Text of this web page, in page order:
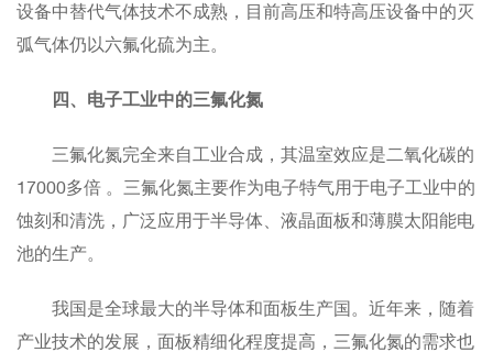
设备中替代气体技术不成熟，目前高压和特高压设备中的灭
弧气体仍以六氟化硫为主。
四、电子工业中的三氟化氮
三氟化氮完全来自工业合成，其温室效应是二氧化碳的
17000多倍 。三氟化氮主要作为电子特气用于电子工业中的
蚀刻和清洗，广泛应用于半导体、液晶面板和薄膜太阳能电
池的生产。
我国是全球最大的半导体和面板生产国。近年来，随着
产业技术的发展，面板精细化程度提高，三氟化氮的需求也